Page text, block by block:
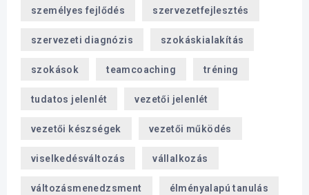
személyes fejlődés szervezetfejlesztés
szervezeti diagnózis szokáskialakítás
szokások teamcoaching tréning
tudatos jelenlét vezetői jelenlét
vezetői készségek vezetői működés
viselkedésváltozás vállalkozás
változásmenedzsment élményalapú tanulás